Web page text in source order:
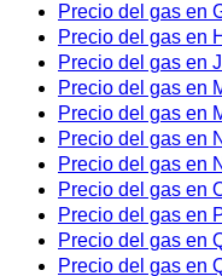
Precio del gas en
Precio del gas en
Precio del gas en
Precio del gas en
Precio del gas en
Precio del gas en
Precio del gas en
Precio del gas en
Precio del gas en
Precio del gas en
Precio del gas en